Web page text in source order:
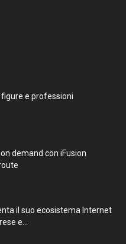
figure e professioni
demand con iFusion
il suo ecosistema Internet
e...